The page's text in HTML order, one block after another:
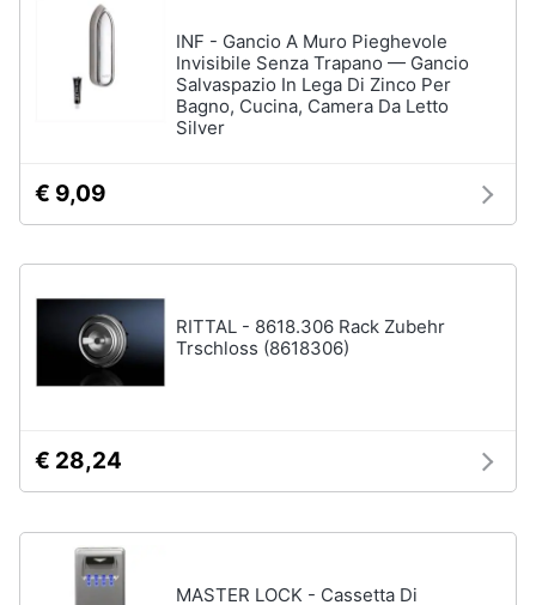
Beauty
Giocattoli
infanzia
Fotografia
Casalinghi
Sport
Animali
Motori
INF - Gancio A Muro Pieghevole
Invisibile Senza Trapano — Gancio
Salvaspazio In Lega Di Zinco Per
Bagno, Cucina, Camera Da Letto
Silver
€ 9,09
RITTAL - 8618.306 Rack Zubehr
Trschloss (8618306)
€ 28,24
MASTER LOCK - Cassetta Di